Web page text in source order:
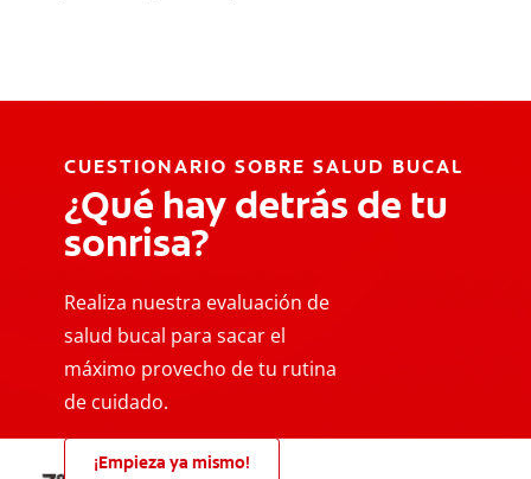
CUESTIONARIO SOBRE SALUD BUCAL
¿Qué hay detrás de tu
sonrisa?
Realiza nuestra evaluación de
salud bucal para sacar el
máximo provecho de tu rutina
de cuidado.
¡Empieza ya mismo!